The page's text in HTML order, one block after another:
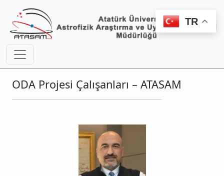
ODA Projesi Çalışanları – ATASAM
TR